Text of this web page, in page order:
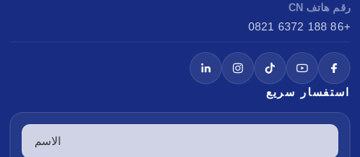
رقم هاتف CN
+86 188 6372 0821
استفسار سريع